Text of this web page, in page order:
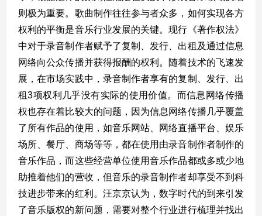
则极为重要。 歌曲制作往往参与者众多，如何实现各方
权利的平衡是音乐行业发展的关键。现行《著作权法》
中对于录音制作者赋予了复制、发行、出租及通过信息
网络向公众传播并获得报酬的权利。 随着技术的飞速发
展，在市场实践中，录音制作者享有的复制、发行、出
租3项权利几乎没有实际的使用价值。而信息网络传播
权也存在着比较大的问题，因为信息网络传播几乎覆盖
了所有作品的使用，如音乐网站、网络直播平台、娱乐
场所、餐厅、商场等等，都在使用由录音制作者制作的
音乐作品，而这些经营单位使用音乐作品都或多或少地
助推着他们的营收，但音乐的录音制作者却享受不到科
技进步带来的红利 。 汪京京认为，数字时代的到来引发
了音乐版权的新问题，需要对整个行业进行梳理并找出